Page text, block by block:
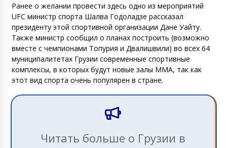
Ранее о желании провести здесь одно из мероприятий
UFC министр спорта Шалва Годоладзе рассказал
президенту этой спортивной организации Дане Уайту.
Также министр сообщил о планах построить (возможно
вместе с чемпионами Топурия и Двалишвили) во всех 64
муниципалитетах Грузии современные спортивные
комплексы, в которых будут новые залы ММА, так как
этот вид спорта очень популярен в стране.
Читать больше о Грузии в